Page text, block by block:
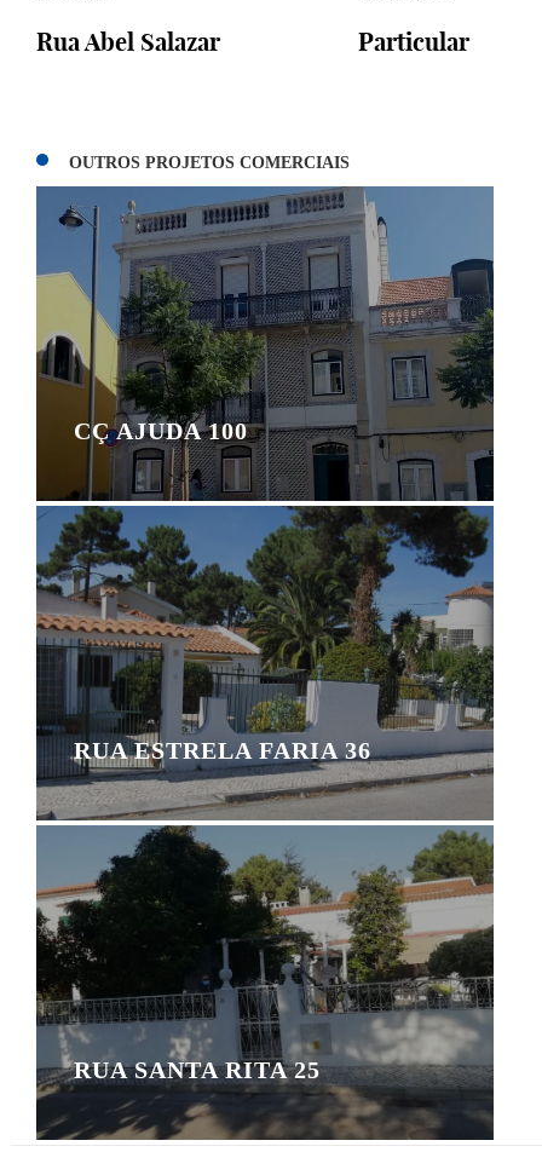
Rua Abel Salazar Particular
OUTROS PROJETOS COMERCIAIS
CÇ AJUDA 100
RUA ESTRELA FARIA 36
RUA SANTA RITA 25